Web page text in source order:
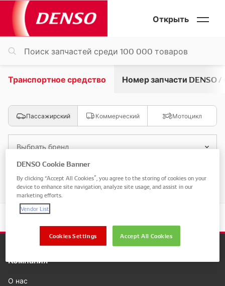
Открыть
Транспортное средство Номер запчасти DENSO /
Пассажирский Коммерческий Мотоцикл
Выбрать бренд
Выбрать модель
Компания
О нас
DENSO Cookie Banner
By clicking “Accept All Cookies”, you agree to the storing of cookies on your
device to enhance site navigation, analyze site usage, and assist in our
marketing efforts.
Vendor List
Accept All Cookies
Cookies Settings